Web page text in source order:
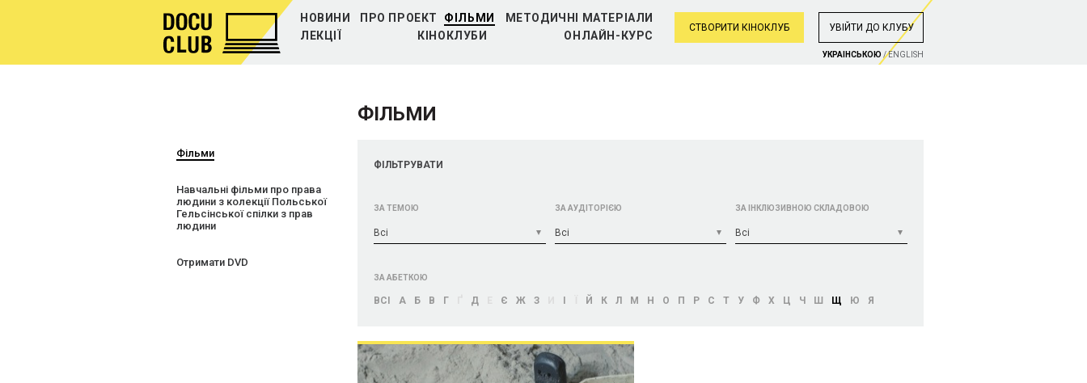
НОВИНИ ПРО ПРОЕКТ ФІЛЬМИ
МЕТОДИЧНІ МАТЕРІАЛИ
ЛЕКЦІЇ
КІНОКЛУБИ ОНЛАЙН-КУРС
СТВОРИТИ КІНОКЛУБ УВIЙТИ ДО КЛУБУ
УКРАIНСЬКОЮ /ENGLISH
Фільми
Навчальні фільми про права
людини з колекції Польської
Гельсінської спілки з прав
людини
Отримати DVD
ФІЛЬМИ
ФІЛЬТРУВАТИ
ЗА ТЕМОЮ
Bci
ЗА АУДІТОРІЄЮ
Bci
ЗА ІНКЛЮЗИВНОЮ СКЛАДОВОЮ
Bci
ЗА АБЕТКОЮ
BCI А Б В Г Д Є Ж З Й К Л М Н О П Р С Т У Ф Х Ц Ч Ш Щ Ю Я